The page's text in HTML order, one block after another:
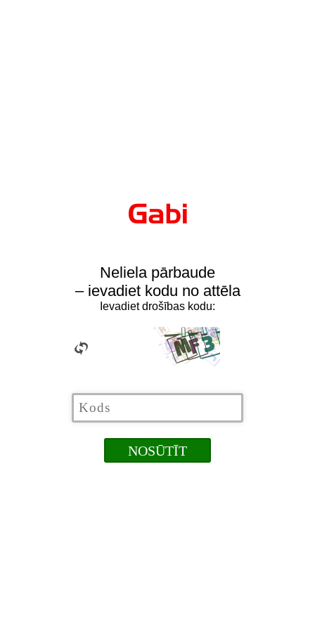
Neliela pārbaude
– ievadiet kodu no attēla
Ievadiet drošības kodu: